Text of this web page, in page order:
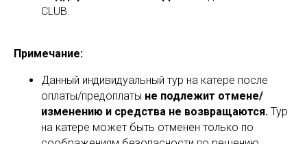
CLUB.
Примечание:
Данный индивидуальный тур на катере после
оплаты/предоплаты не подлежит отмене/
изменению и средства не возвращаются. Тур
на катере может быть отменен только по